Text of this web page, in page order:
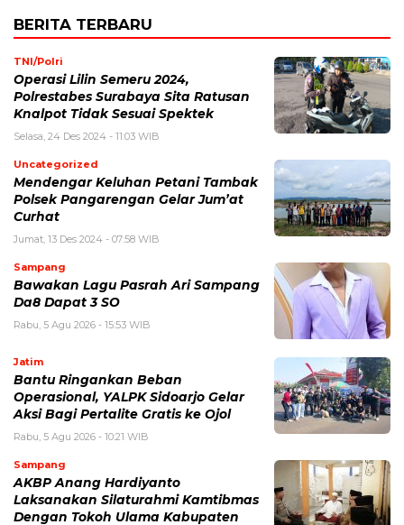
BERITA TERBARU
TNI/Polri
Operasi Lilin Semeru 2024,
Polrestabes Surabaya Sita Ratusan
Knalpot Tidak Sesuai Spektek
Selasa, 24 Des 2024 - 11:03 WIB
Uncategorized
Mendengar Keluhan Petani Tambak
Polsek Pangarengan Gelar Jum’at
Curhat
Jumat, 13 Des 2024 - 07:58 WIB
Sampang
Bawakan Lagu Pasrah Ari Sampang
Da8 Dapat 3 SO
Rabu, 5 Agu 2026 - 15:53 WIB
Jatim
Bantu Ringankan Beban
Operasional, YALPK Sidoarjo Gelar
Aksi Bagi Pertalite Gratis ke Ojol
Rabu, 5 Agu 2026 - 10:21 WIB
Sampang
AKBP Anang Hardiyanto
Laksanakan Silaturahmi Kamtibmas
Dengan Tokoh Ulama Kabupaten